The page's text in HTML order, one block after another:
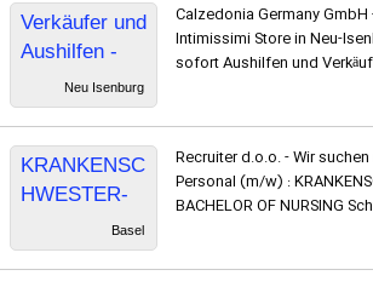
Verkäufer und
Aushilfen -
INTIMISSIMI
& Calzedonia
Neu Isenburg
Calzedonia Germany GmbH
Intimissimi Store in Neu-
sofort Aushilfen und
KRANKENSC
HWESTER-
TECHNIKER
Basel
Recruiter d.o.o. - Wir
Personal (m/w) :
BACHELOR OF NURSING